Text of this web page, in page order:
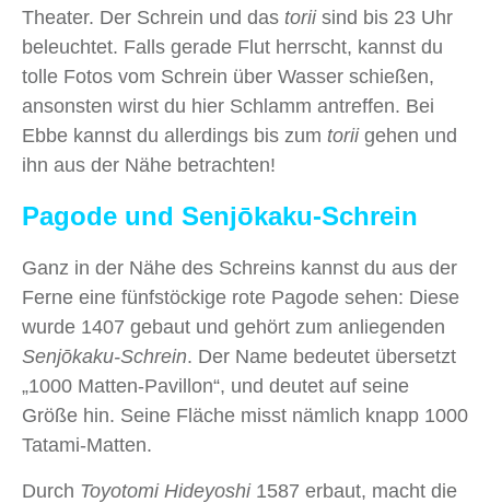
Theater. Der Schrein und das toriisind bis 23 Uhr
beleuchtet. Falls gerade Flut herrscht, kannst du
tolle Fotos vom Schrein über Wasser schießen,
ansonsten wirst du hier Schlamm antreffen. Bei
Ebbe kannst du allerdings bis zum toriigehen und
ihn aus der Nähe betrachten!
Pagode und Senjōkaku-Schrein
Ganz in der Nähe des Schreins kannst du aus der
Ferne eine fünfstöckige rote Pagode sehen: Diese
wurde 1407 gebaut und gehört zum anliegenden
Senjōkaku-Schrein. Der Name bedeutet übersetzt
„1000 Matten-Pavillon“, und deutet auf seine
Größe hin. Seine Fläche misst nämlich knapp 1000
Tatami-Matten.
Durch Toyotomi Hideyoshi1587 erbaut, macht die